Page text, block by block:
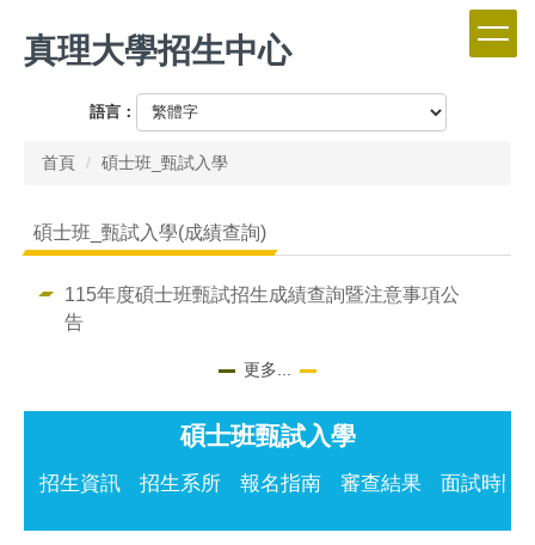
到
主真理大學招生中心
語言：
首頁 碩士班_甄試入學
碩士班_甄試入學(成績查詢)
115年度碩士班甄試招生成績查詢暨注意事項公
告
更多...
碩士班甄試入學
招生資訊 招生系所 報名指南 審查結果 面試時間